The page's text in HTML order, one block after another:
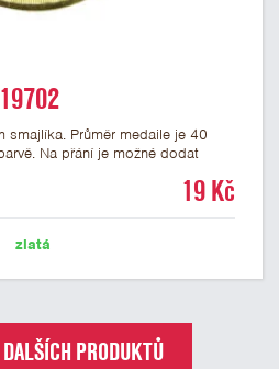
smajlíka. Průměr medaile je 40
Na přání je možné dodat
gravírováním vlastního textu19 Kč
zlatá
PRODUKTŮ